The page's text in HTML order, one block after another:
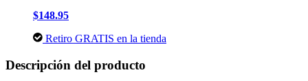
$148.95
Retiro GRATIS en la tienda
Descripción del producto